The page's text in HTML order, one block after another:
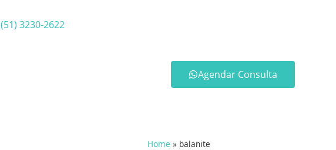
(51) 3230-2622
Agendar Consulta
Home » balanite